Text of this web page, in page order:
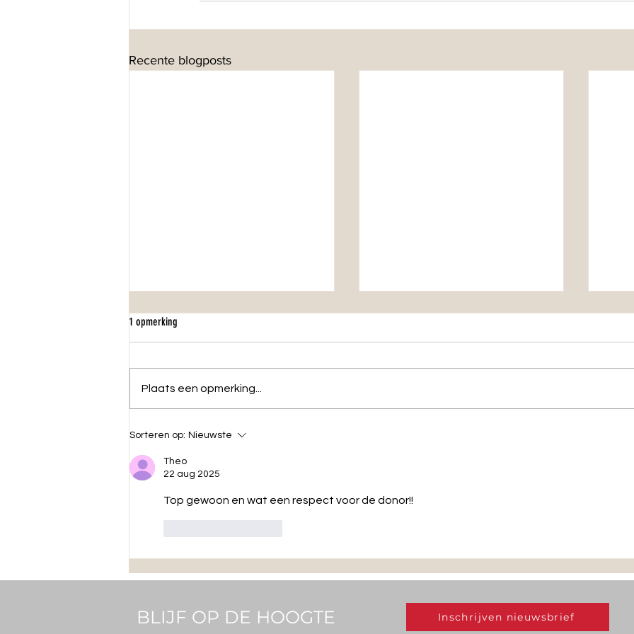
Recente blogposts
Jonas (37) kreeg nieuwe longen en pakt
Transplant- en Dialysespelen
1 opmerking
Plaats een opmerking...
Sorteren op: Nieuwste
Theo
22 aug 2025
Top gewoon en wat een respect voor de donor!!
BLIJF OP DE HOOGTE Inschrijven nieuwsbrief